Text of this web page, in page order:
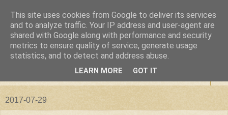
La forêt de Briqueloup
"Nous deviendrons des histoires pour nos enfants"
2017-07-29
This site uses cookies from Google to deliver its services
and to analyze traffic. Your IP address and user-agent are
shared with Google along with performance and security
metrics to ensure quality of service, generate usage
statistics, and to detect and address abuse.
LEARN MORE GOT IT